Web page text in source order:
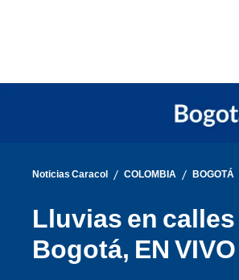
Noticias Caracol / COLOMBIA / BOGOTÁ
Lluvias en
Bogotá, EN VIVO